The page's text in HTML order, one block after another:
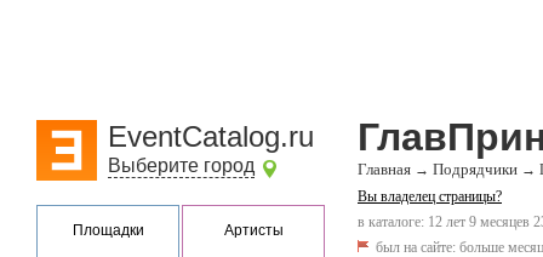
EventCatalog.ru
Выберите город
Площадки Артисты
Главная → Подрядчики →
Вы владелец страницы?
в каталоге: 12 лет 9 месяцев
был на сайте: больше